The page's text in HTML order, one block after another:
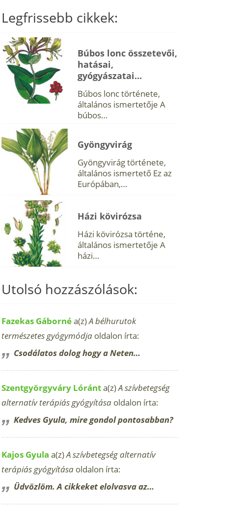
Legfrissebb cikkek:
Búbos lonc összetevői,
hatásai,
gyógyászatai…
Búbos lonc története,
általános ismertetője A
búbos…
Gyöngyvirág
Gyöngyvirág története,
általános ismertető Ez az
Európában,…
Házi kövirózsa
Házi kövirózsa történe,
általános ismertetője A
házi…
Utolsó hozzászólások:
Fazekas Gábornéa(z)A bélhurutok
természetes gyógymódja oldalon írta:
Csodálatos dolog hogy a Neten…
Szentgyörgyváry Lóránta(z)A szívbetegség
alternatív terápiás gyógyítása oldalon írta:
Kedves Gyula, mire gondol pontosabban?
Kajos Gyula a(z)A szívbetegség alternatív
terápiás gyógyítása oldalon írta:
Üdvözlöm. A cikkeket elolvasva az…